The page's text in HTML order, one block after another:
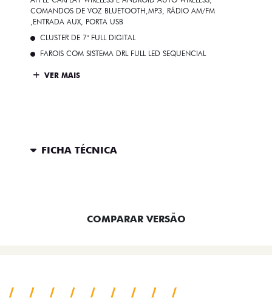
COMANDOS DE VOZ BLUETOOTH,MP3, RÁDIO AM/FM
,ENTRADA AUX, PORTA USB
CLUSTER DE 7" FULL DIGITAL
FAROIS COM SISTEMA DRL FULL LED SEQUENCIAL
VER MAIS
FICHA TÉCNICA
COMPARAR VERSÃO